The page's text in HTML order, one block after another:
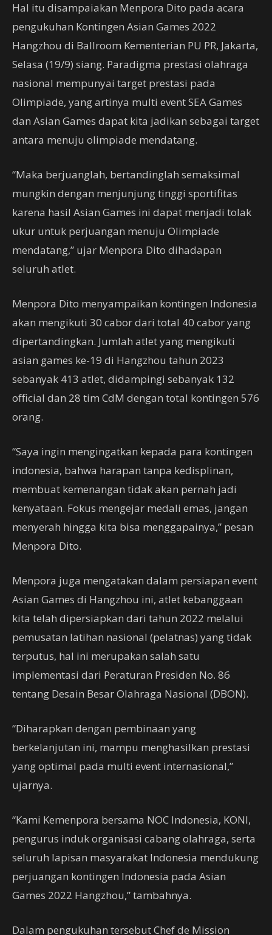
Hal itu disampaiakan Menpora Dito pada acara
pengukuhan Kontingen Asian Games 2022
Hangzhou di Ballroom Kementerian PU PR, Jakarta,
Selasa (19/9) siang. Paradigma prestasi olahraga
nasional mempunyai target prestasi pada
Olimpiade, yang artinya multi event SEA Games
dan Asian Games dapat kita jadikan sebagai target
antara menuju olimpiade mendatang.
“Maka berjuanglah, bertandinglah semaksimal
mungkin dengan menjunjung tinggi sportifitas
karena hasil Asian Games ini dapat menjadi tolak
ukur untuk perjuangan menuju Olimpiade
mendatang,” ujar Menpora Dito dihadapan
seluruh atlet.
Menpora Dito menyampaikan kontingen Indonesia
akan mengikuti 30 cabor dari total 40 cabor yang
dipertandingkan. Jumlah atlet yang mengikuti
asian games ke-19 di Hangzhou tahun 2023
sebanyak 413 atlet, didampingi sebanyak 132
official dan 28 tim CdM dengan total kontingen 576
orang.
“Saya ingin mengingatkan kepada para kontingen
indonesia, bahwa harapan tanpa kedisplinan,
membuat kemenangan tidak akan pernah jadi
kenyataan. Fokus mengejar medali emas, jangan
menyerah hingga kita bisa menggapainya,” pesan
Menpora Dito.
Menpora juga mengatakan dalam persiapan event
Asian Games di Hangzhou ini, atlet kebanggaan
kita telah dipersiapkan dari tahun 2022 melalui
pemusatan latihan nasional (pelatnas) yang tidak
terputus, hal ini merupakan salah satu
implementasi dari Peraturan Presiden No. 86
tentang Desain Besar Olahraga Nasional (DBON).
“Diharapkan dengan pembinaan yang
berkelanjutan ini, mampu menghasilkan prestasi
yang optimal pada multi event internasional,”
ujarnya.
“Kami Kemenpora bersama NOC Indonesia, KONI,
pengurus induk organisasi cabang olahraga, serta
seluruh lapisan masyarakat Indonesia mendukung
perjuangan kontingen Indonesia pada Asian
Games 2022 Hangzhou,” tambahnya.
Dalam pengukuhan tersebut Chef de Mission